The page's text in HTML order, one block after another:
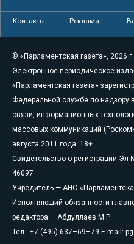
Контакты Реклама
© «Парламентская газета», 2026 г.
Электронное периодическое
«Парламентская газета»
Федеральной службе по надзору
связи, информационных
массовых коммуникаций
августа 2011 года. 18+
Свидетельство о регистрации
46097
Учредитель — АНО
Исполняющий обязанности
редактора — Абдуллаев М.Р.
Тел.: +7 (495) 637–69–79 E-mail: